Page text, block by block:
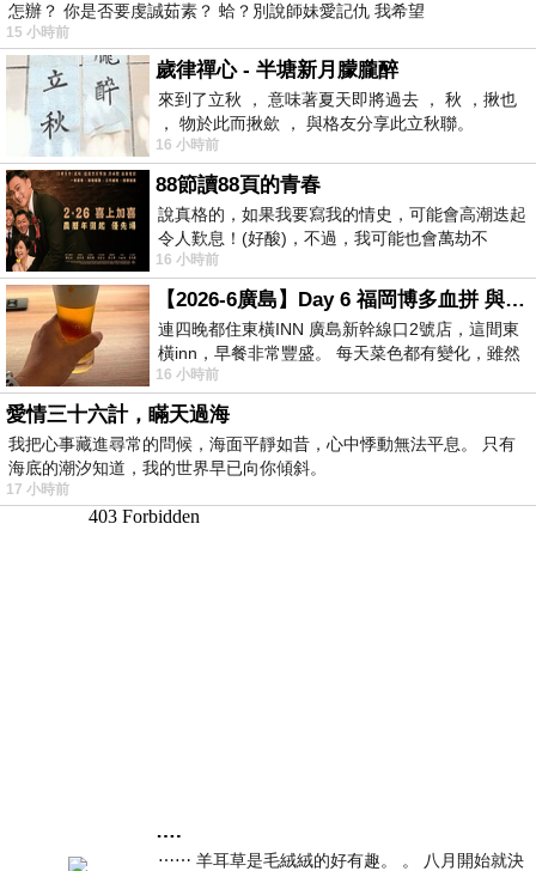
怎辦？ 你是否要虔誠茹素？ 蛤？別說師妹愛記仇 我希望
15 小時前
歲律禪心 - 半塘新月朦朧醉
來到了立秋 ， 意味著夏天即將過去 ， 秋 ，揪也
， 物於此而揪歛 ， 與格友分享此立秋聯。
16 小時前
88節讀88頁的青春
說真格的，如果我要寫我的情史，可能會高潮迭起
令人歎息！(好酸)，不過，我可能也會萬劫不
復...，每天跪鍵盤還是被判了花心的罪
16 小時前
【2026-6廣島】Day 6 福岡博多血拼 與機場接送少年司機深夜對談
連四晚都住東橫INN 廣島新幹線口2號店，這間東
橫inn，早餐非常豐盛。 每天菜色都有變化，雖然
看到工作人員拿出料理包加熱，但
16 小時前
愛情三十六計，瞞天過海
我把心事藏進尋常的問候，海面平靜如昔，心中悸動無法平息。 只有
海底的潮汐知道，我的世界早已向你傾斜。
17 小時前
….
⋯⋯ 羊耳草是毛絨絨的好有趣。 。 八月開始就決